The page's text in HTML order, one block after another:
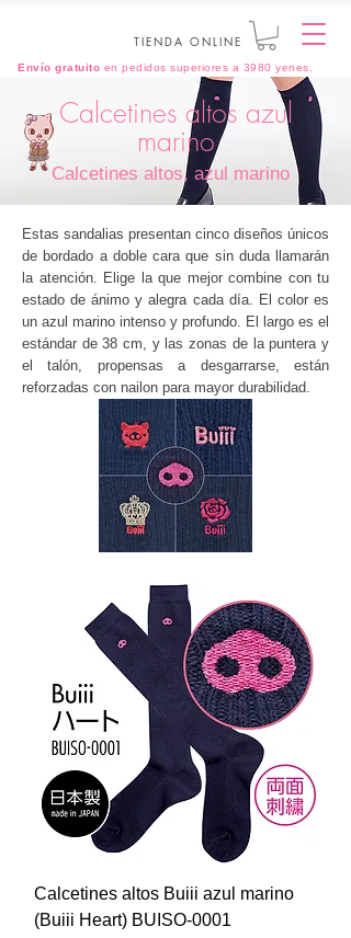
TIENDA ONLINE
Envío gratuito en pedidos superiores a 3980 yenes.
Calcetines altos azul
marino
Calcetines altos, azul marino
Estas sandalias presentan cinco diseños únicos
de bordado a doble cara que sin duda llamarán
la atención. Elige la que mejor combine con tu
estado de ánimo y alegra cada día. El color es
un azul marino intenso y profundo. El largo es el
estándar de 38 cm, y las zonas de la puntera y
el talón, propensas a desgarrarse, están
reforzadas con nailon para mayor durabilidad.
Calcetines altos Buiii azul marino
(Buiii Heart) BUISO-0001